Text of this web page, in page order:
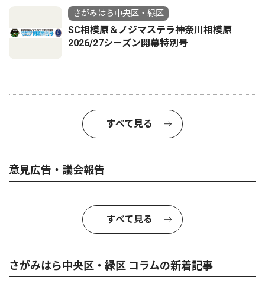
さがみはら中央区・緑区
SC相模原＆ノジマステラ神奈川相模原
2026/27シーズン開幕特別号
すべて見る
意見広告・議会報告
すべて見る
さがみはら中央区・緑区 コラムの新着記事